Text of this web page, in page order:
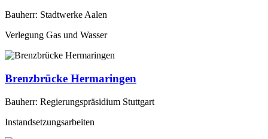
Bauherr: Stadtwerke Aalen
Verlegung Gas und Wasser
Brenzbrücke Hermaringen
Bauherr: Regierungspräsidium Stuttgart
Instandsetzungsarbeiten